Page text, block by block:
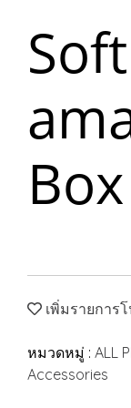
เพิ่มรายการ
หมวดหมู่ : ALL
Accessories